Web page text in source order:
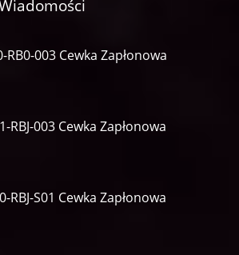
RB0-003 Cewka Zapłonowa
RBJ-003 Cewka Zapłonowa
RBJ-S01 Cewka Zapłonowa